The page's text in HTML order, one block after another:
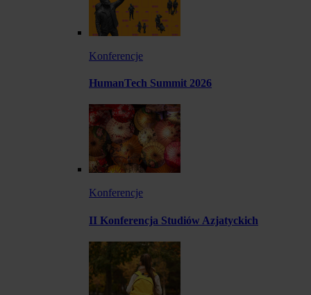
Konferencje
HumanTech Summit 2026
Konferencje
II Konferencja Studiów Azjatyckich